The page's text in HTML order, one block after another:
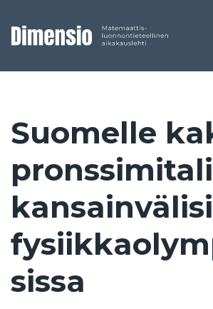
Suo­mel­le
sis­sa